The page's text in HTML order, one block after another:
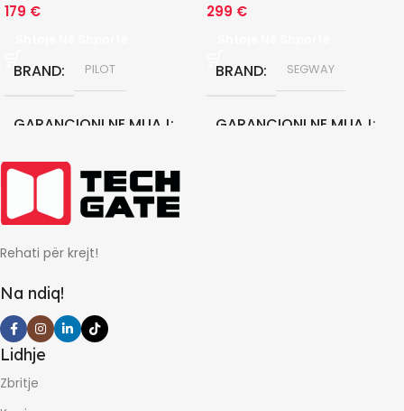
179 €
BRAND PILOT
GARANCIONI NE MUAJ
12
299 €
BRAND SEGWAY
GARANCIONI NE MUAJ
Rehati për krejt!
Na ndiq!
Lidhje
Zbritje